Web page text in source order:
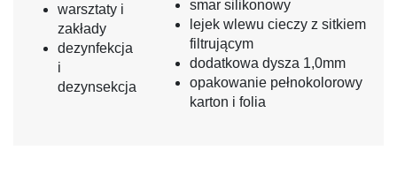
warsztaty i
zakłady
dezynfekcja
i
dezynsekcja
smar silikonowy
lejek wlewu cieczy z sitkiem
filtrującym
dodatkowa dysza 1,0mm
opakowanie pełnokolorowy
karton i folia